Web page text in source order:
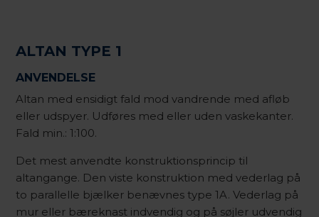
ALTAN TYPE 1
ANVENDELSE
Altan med ensidigt fald mod vandrende med afløb
eller udspyer. Udføres med eller uden vaskekanter.
Fald min.: 1:100.
Det mest anvendte konstruktionsprincip til
altangange. Den viste konstruktion med vederlag på
to parallelle bjælker benævnes type 1A. Vederlag på
mur eller bæreknast indvendig og på søjler udvendig